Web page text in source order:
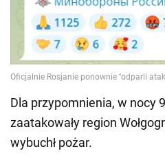
Dla przypomnienia, w nocy
zaatakowały region
wybuchł pożar.